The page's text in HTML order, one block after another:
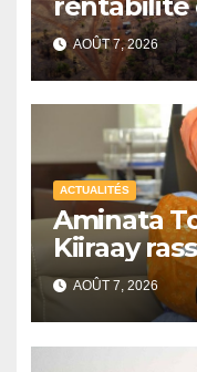
Diamba
AOÛT 7, 2026
ACTUALITÉS
Aminata
Kiiraay
de la
Sénégal
AOÛT 7, 2026